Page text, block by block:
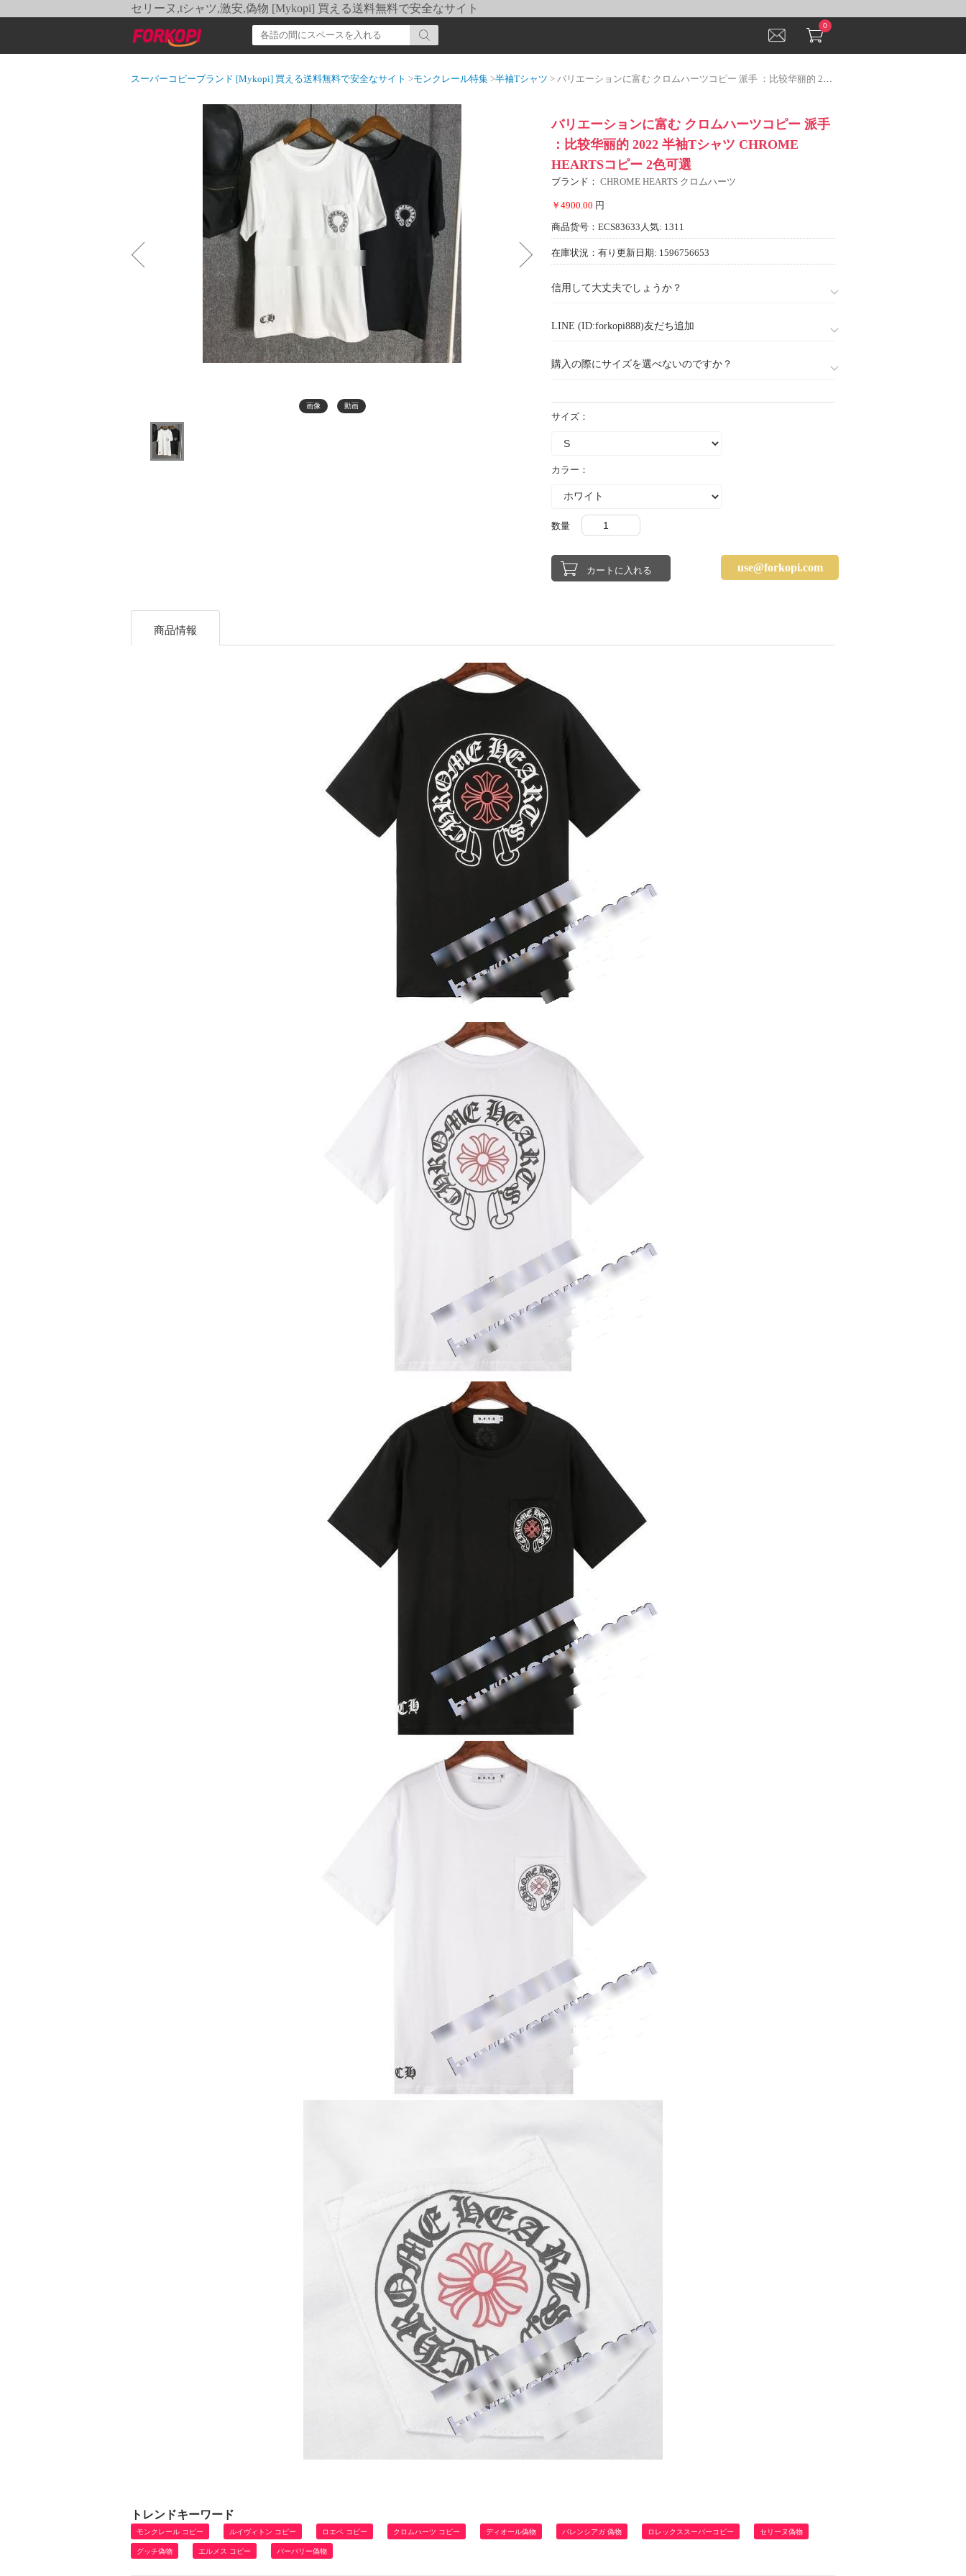
セリーヌ,tシャツ,激安,偽物 [Mykopi] 買える送料無料で安全なサイト
0
スーパーコピーブランド [Mykopi] 買える送料無料で安全なサイト >モンクレール特集 >半袖Tシャツ > バリエーションに富む クロムハーツコピー 派手 ：比较华丽的 2022 半袖Tシャツ CHROME HEARTSコピー 2色可選
画像 動画
バリエーションに富む クロムハーツコピー 派手
：比较华丽的 2022 半袖Tシャツ CHROME
HEARTSコピー 2色可選
ブランド： CHROME HEARTS クロムハーツ
￥4900.00 円
商品货号：ECS83633 人気: 1311
在庫状況：有り 更新日期: 1596756653
信用して大丈夫でしょうか？
LINE (ID:forkopi888)友だち追加
購入の際にサイズを選べないのですか？
サイズ：
カラー：
数量
use@forkopi.com
商品情報
トレンドキーワード
モンクレール コピー ルイヴィトン コピー ロエベ コピー クロムハーツ コピー ディオール偽物 バレンシアガ 偽物 ロレックススーパーコピー セリーヌ偽物
グッチ偽物 エルメス コピー バーバリー偽物